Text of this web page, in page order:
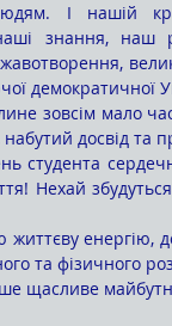
І нашій
знання, наш
демократичної
досвід та
Нехай
та фізичного
щасливе